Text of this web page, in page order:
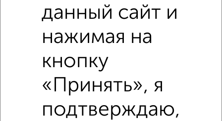
Похожие предложения рядом
2‑комнатные квартиры недалеко от Гусарова 113
данный сайт и
нажимая на
кнопку
«Принять», я
подтверждаю,